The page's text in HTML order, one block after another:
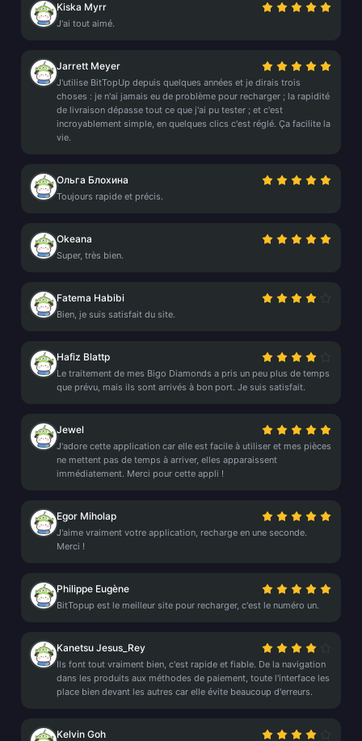
Kiska Myrr
J'ai tout aimé.
Jarrett Meyer
J'utilise BitTopUp depuis quelques années et je dirais trois
choses : je n'ai jamais eu de problème pour recharger ; la rapidité
de livraison dépasse tout ce que j'ai pu tester ; et c'est
incroyablement simple, en quelques clics c'est réglé. Ça facilite la
vie.
Ольга Блохина
Toujours rapide et précis.
Okeana
Super, très bien.
Fatema Habibi
Bien, je suis satisfait du site.
Hafiz Blattp
Le traitement de mes Bigo Diamonds a pris un peu plus de temps
que prévu, mais ils sont arrivés à bon port. Je suis satisfait.
Jewel
J'adore cette application car elle est facile à utiliser et mes pièces
ne mettent pas de temps à arriver, elles apparaissent
immédiatement. Merci pour cette appli !
Egor Miholap
J'aime vraiment votre application, recharge en une seconde.
Merci !
Philippe Eugène
BitTopup est le meilleur site pour recharger, c'est le numéro un.
Kanetsu Jesus_Rey
Ils font tout vraiment bien, c'est rapide et fiable. De la navigation
dans les produits aux méthodes de paiement, toute l'interface les
place bien devant les autres car elle évite beaucoup d'erreurs.
Kelvin Goh